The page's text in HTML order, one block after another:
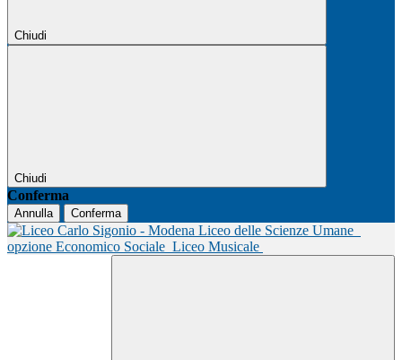
Chiudi
Chiudi
Conferma
Annulla Conferma
Liceo delle Scienze Umane
opzione Economico Sociale Liceo Musicale